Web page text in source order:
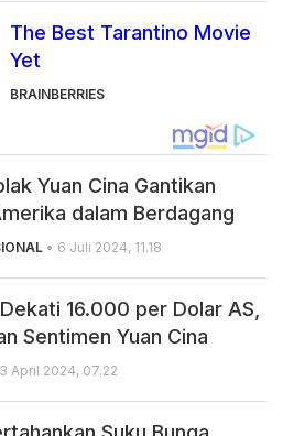
The Best Tarantino Movie
Yet
BRAINBERRIES
Yuan Cina Gantikan
dalam Berdagang
• 6 Juli 2024, 11.18
16.000 per Dolar AS,
Sentimen Yuan Cina
April 2024, 07.22